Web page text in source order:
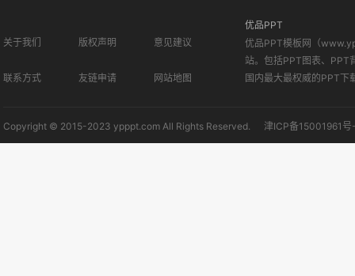
关于我们 版权声明 意见建议
联系方式 友链申请 网站地图
优品PPT
优品PPT模板网（
站。包括PPT图表、PPT
国内最大最权威的PPT下
Copyright © 2015-2023 ypppt.com All Rights Reserved. 津ICP备15001961号